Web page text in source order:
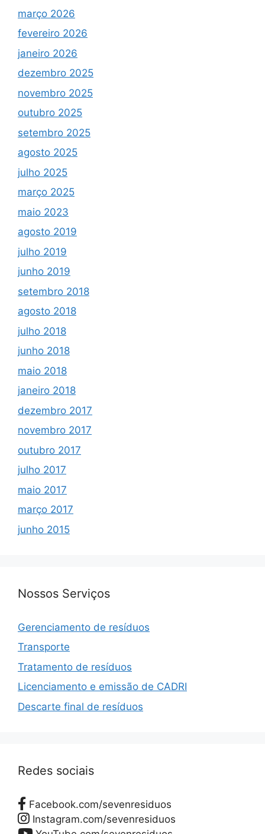
março 2026
fevereiro 2026
janeiro 2026
dezembro 2025
novembro 2025
outubro 2025
setembro 2025
agosto 2025
julho 2025
março 2025
maio 2023
agosto 2019
julho 2019
junho 2019
setembro 2018
agosto 2018
julho 2018
junho 2018
maio 2018
janeiro 2018
dezembro 2017
novembro 2017
outubro 2017
julho 2017
maio 2017
março 2017
junho 2015
Nossos Serviços
Gerenciamento de resíduos
Transporte
Tratamento de resíduos
Licenciamento e emissão de CADRI
Descarte final de resíduos
Redes sociais
Facebook.com/sevenresiduos
Instagram.com/sevenresiduos